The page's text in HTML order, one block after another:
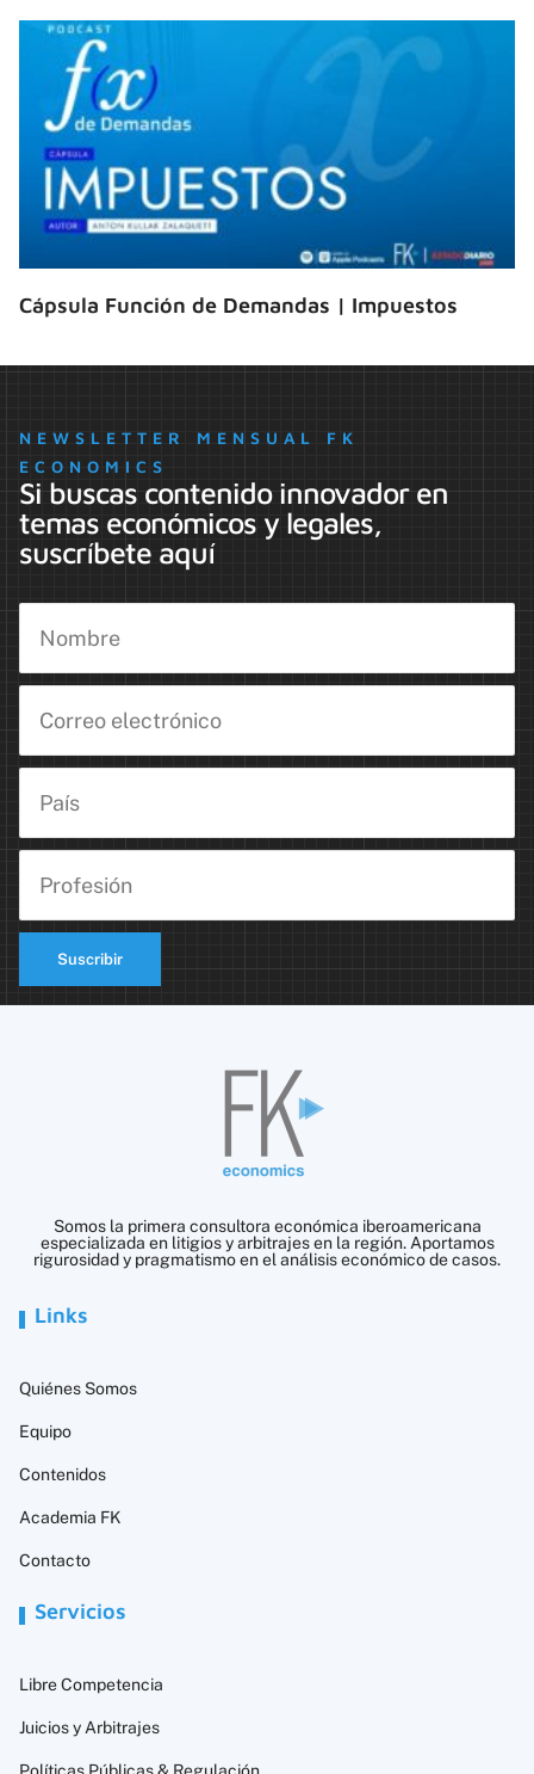
Cápsula Función de Demandas | Impuestos
NEWSLETTER MENSUAL FK
ECONOMICS
Si buscas contenido innovador en
temas económicos y legales,
suscríbete aquí
Suscribir
Somos la primera consultora económica iberoamericana
especializada en litigios y arbitrajes en la región. Aportamos
rigurosidad y pragmatismo en el análisis económico de casos.
Links
Quiénes Somos
Equipo
Contenidos
Academia FK
Contacto
Servicios
Libre Competencia
Juicios y Arbitrajes
Políticas Públicas & Regulación